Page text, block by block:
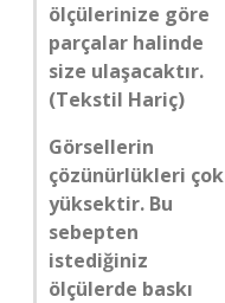
ölçülerinize göre
parçalar halinde
size ulaşacaktır.
(Tekstil Hariç)
Görsellerin
çözünürlükleri çok
yüksektir. Bu
sebepten
istediğiniz
ölçülerde baskı